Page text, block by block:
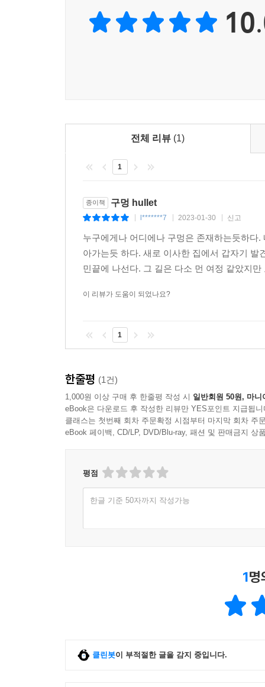
전체 리뷰 (1)
1
종이책 구멍 hullet
l*******7 2023-01-30 신고
누구에게나 어디에나 구멍은 존재하는듯하다
아가는듯 하다. 새로 이사한 집에서 갑자기
민끝에 나선다. 그 길은 다소 먼 여정 같았지
이 리뷰가 도움이 되었나요?
1
한줄평 (1건)
1,000원 이상 구매 후 한줄평 작성 시 일반회원 50원, 마니
eBook은 다운로드 후 작성한 리뷰만 YES포인트 지급됩니
클래스는 첫번째 회차 주문확정 시점부터 마지막 회차 주
eBook 페이백, CD/LP, DVD/Blu-ray, 패션 및 판매금지 상
평점
한글 기준 50자까지 작성가능
1명
클린봇이 부적절한 글을 감지 중입니다.